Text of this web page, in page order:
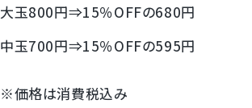
大玉800円⇒15％OFFの680円
中玉700円⇒15％OFFの595円
※価格は消費税込み